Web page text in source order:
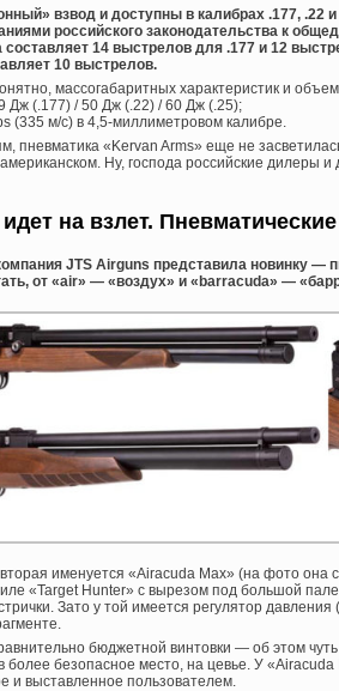
взвод и доступны в калибрах .177, .22
российского законодательства к
14 выстрелов для .177 и 12
10 выстрелов.
массогабаритных характеристик и
Дж (.177) / 50 Дж (.22) / 60 Дж (.25);
(335 м/с) в 4,5-миллиметровом калибре.
пневматика «Kervan Arms» еще не
Ну, господа российские дилеры
на взлет.
JTS Airguns представила новинку —
от «air» — «воздух» и «barracuda» —
именуется «Airacuda Max» (на фото она
«Target Hunter» с вырезом под большой
Зато у той имеется регулятор
бюджетной винтовки — об этом
более безопасное место, на цевье. У
и выставленное пользователем.